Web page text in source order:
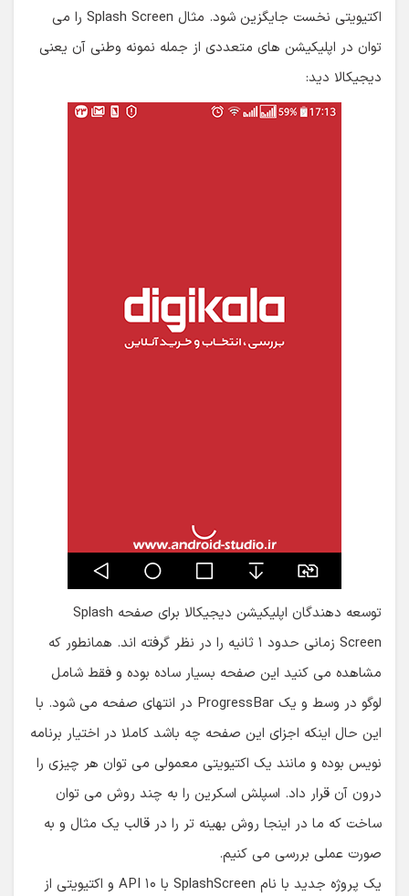
اکتیویتی نخست جایگزین شود. مثال Splash Screen را می
توان در اپلیکیشن های متعددی از جمله نمونه وطنی آن یعنی
دیجیکالا دید:
توسعه دهندگان اپلیکیشن دیجیکالا برای صفحه Splash
Screen زمانی حدود ۱ ثانیه را در نظر گرفته اند. همانطور که
مشاهده می کنید این صفحه بسیار ساده بوده و فقط شامل
لوگو در وسط و یک ProgressBar در انتهای صفحه می شود. با
این حال اینکه اجزای این صفحه چه باشد کاملا در اختیار برنامه
نویس بوده و مانند یک اکتیویتی معمولی می توان هر چیزی را
درون آن قرار داد. اسپلش اسکرین را به چند روش می توان
ساخت که ما در اینجا روش بهینه تر را در قالب یک مثال و به
صورت عملی بررسی می کنیم.
یک پروژه جدید با نام SplashScreen با API ۱۰ و اکتیویتی از